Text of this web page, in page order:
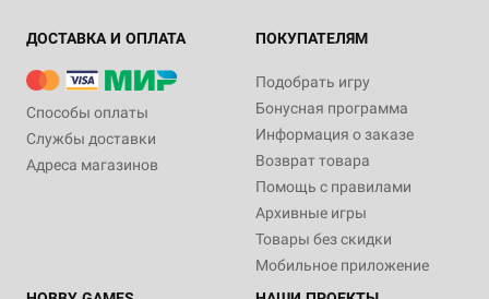
ДОСТАВКА И ОПЛАТА
Способы оплаты
Службы доставки
Адреса магазинов
ПОКУПАТЕЛЯМ
Подобрать игру
Бонусная программа
Информация о заказе
Возврат товара
Помощь с правилами
Архивные игры
Товары без скидки
Мобильное приложение